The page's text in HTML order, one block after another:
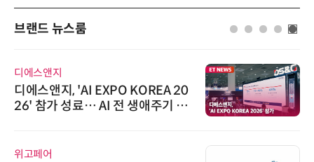
브랜드 뉴스룸
디에스앤지
디에스앤지, 'AI EXPO KOREA 20
26' 참가 성료… AI 전 생애주기 아
위고페어